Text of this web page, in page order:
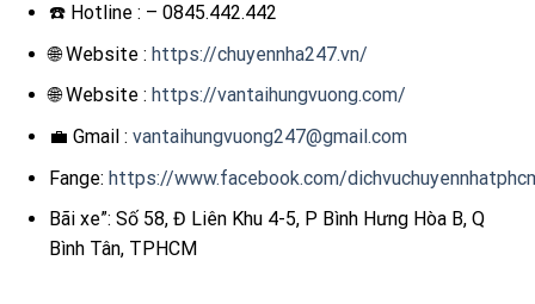
☎️ Hotline : – 0845.442.442
🌐 Website : https://chuyennha247.vn/
🌐 Website : https://vantaihungvuong.com/
💼 Gmail : vantaihungvuong247@gmail.com
Fange: https://www.facebook.com/
Bãi xe”: Số 58, Đ Liên Khu 4-5, P Bình Hưng Hòa B, Q
Bình Tân, TPHCM